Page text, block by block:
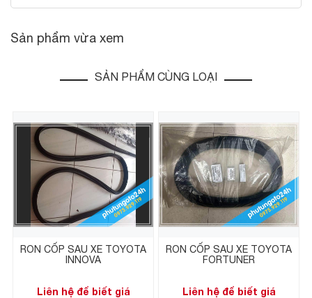
Sản phẩm vừa xem
SẢN PHẨM CÙNG LOẠI
RON CỐP SAU XE TOYOTA
INNOVA
Liên hệ để biết giá
RON CỐP SAU XE TOYOTA
FORTUNER
Liên hệ để biết giá